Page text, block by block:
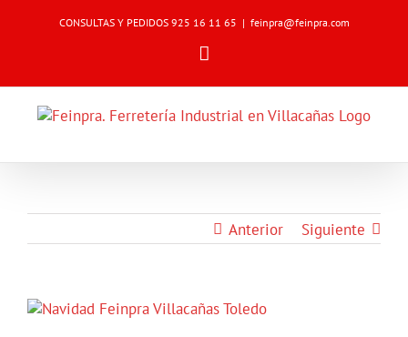
CONSULTAS Y PEDIDOS 925 16 11 65 | feinpra@feinpra.com
Anterior Siguiente
Ver